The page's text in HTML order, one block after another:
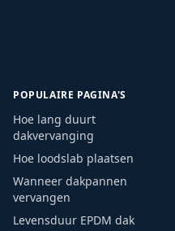
POPULAIRE PAGINA'S
Hoe lang duurt
dakvervanging
Hoe loodslab plaatsen
Wanneer dakpannen
vervangen
Levensduur EPDM dak